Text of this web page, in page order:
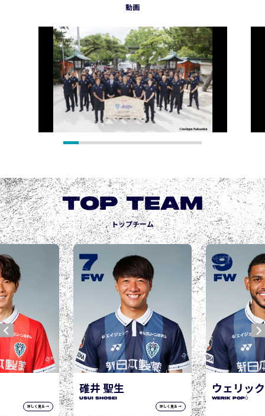
動画
TOP TEAM
トップチーム
詳しく見る →
碓井 聖生
USUI Shosei
詳しく見る →
7
FW
ウェリッ
WERIK POPÓ
9
FW